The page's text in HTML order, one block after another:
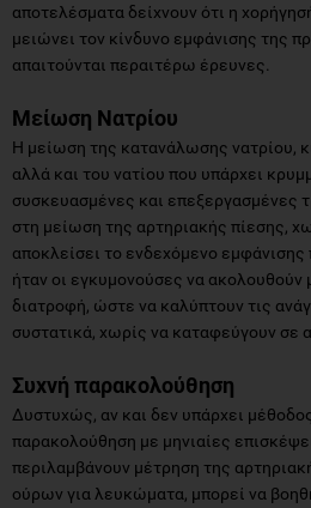
αποτελέσματα δείχνουν ότι η
μειώνει τον κίνδυνο εμφάνισης της
απαιτούνται περαιτέρω έρευνες.
Μείωση Νατρίου
Η μείωση της κατανάλωσης νατρίου,
αλλά και του νατίου που υπάρχει
συσκευασμένες και επεξεργασμένες
στη μείωση της αρτηριακής πίεσης,
αποκλείσει το ενδεχόμενο
ήταν οι εγκυμονούσες να ακολουθούν
διατροφή, ώστε να καλύπτουν τις
συστατικά, χωρίς να καταφεύγουν σε
Συχνή παρακολούθηση
Δυστυχώς, αν και δεν υπάρχει
παρακολούθηση με μηνιαίες
περιλαμβάνουν μέτρηση της
ούρων για λευκώματα, μπορεί να